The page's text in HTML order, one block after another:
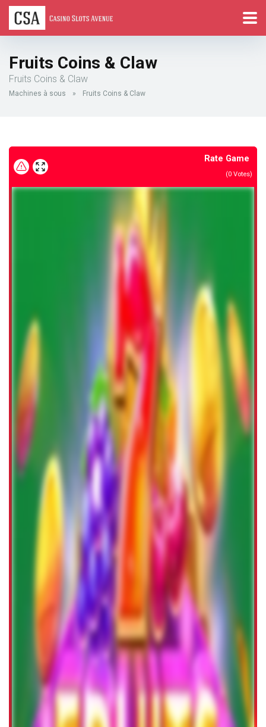
Fruits Coins & Claw
Fruits Coins & Claw
Machines à sous » Fruits Coins & Claw
Rate Game
(0 Votes)